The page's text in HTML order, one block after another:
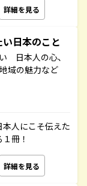
詳細を見る
日本のこと
日本人の心、
域の魅力など
人にこそ伝えた
冊！
詳細を見る